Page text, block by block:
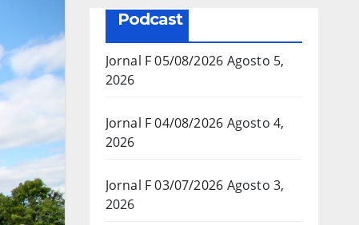
Podcast
Jornal F 05/08/2026 Agosto 5,
2026
Jornal F 04/08/2026 Agosto 4,
2026
Jornal F 03/07/2026 Agosto 3,
2026